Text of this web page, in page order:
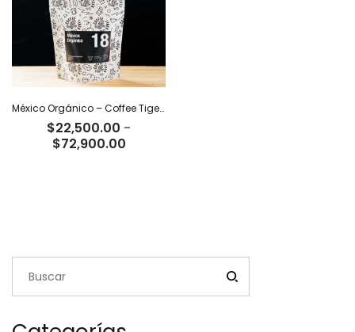
México Orgánico – Coffee Tiger Co
$22,500.00 -
$72,900.00Rango